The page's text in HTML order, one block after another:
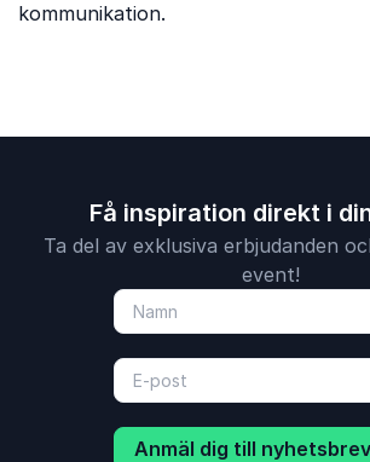
kommunikation.
Få inspiration direkt i
Ta del av exklusiva erbjudanden
event!
Anmäl dig till